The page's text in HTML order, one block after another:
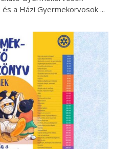
és a Házi Gyermekorvosok